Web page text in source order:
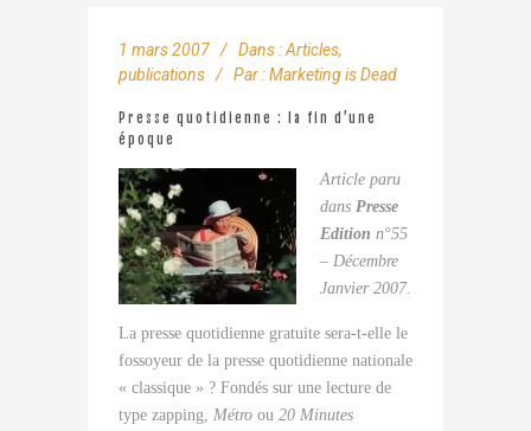
1 mars 2007 Dans :Articles,
publications
Par :Marketing is Dead
Presse quotidienne : la fin d’une
époque
Article paru
dans Presse
Edition n°55
– Décembre
Janvier 2007.
La presse quotidienne gratuite sera-t-elle le
fossoyeur de la presse quotidienne nationale
« classique » ? Fondés sur une lecture de
type zapping, Métro ou 20 Minutes